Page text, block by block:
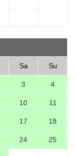
Sa Su
3 4
10 11
17 18
24 25